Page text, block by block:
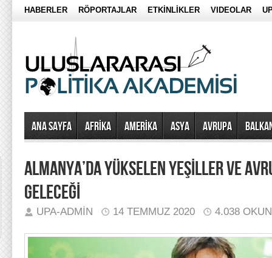
HABERLER RÖPORTAJLAR ETKİNLİKLER VIDEOLAR
Ana Sayfa AFRİKA AMERİKA ASYA AVRUPA
ALMANYA’DA YÜKSELEN YEŞİLLER VE
GELECEĞİ
UPA-ADMIN 14 TEMMUZ 2020 4.038